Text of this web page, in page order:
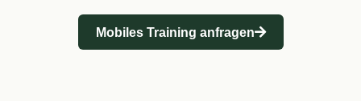
Mobiles Training anfragen